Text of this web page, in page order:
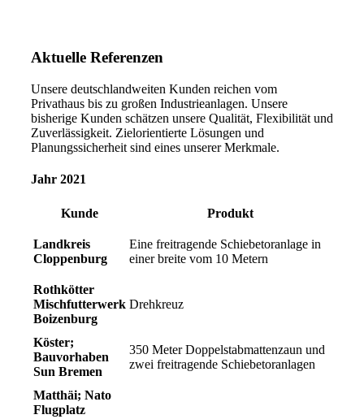
Aktuelle Referenzen
Unsere deutschlandweiten Kunden reichen vom
Privathaus bis zu großen Industrieanlagen. Unsere
bisherige Kunden schätzen unsere Qualität, Flexibilität und
Zuverlässigkeit. Zielorientierte Lösungen und
Planungssicherheit sind eines unserer Merkmale.
Jahr 2021
Kunde Produkt
Landkreis
Cloppenburg
Eine freitragende Schiebetoranlage in
einer breite vom 10 Metern
Rothkötter
Mischfutterwerk
Boizenburg
Drehkreuz
Köster;
Bauvorhaben
Sun Bremen
350 Meter Doppelstabmattenzaun und
zwei freitragende Schiebetoranlagen
Matthäi; Nato
Flugplatz